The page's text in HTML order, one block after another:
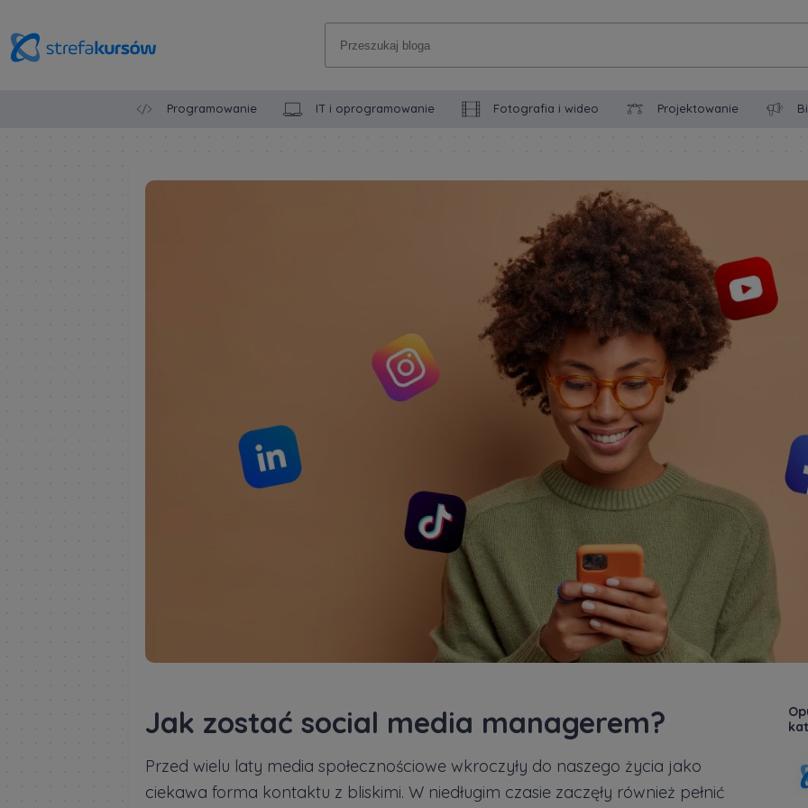
Programowanie IT i oprogramowanie Fotografia i wideo Projektowanie
Jak zostać social media managerem?
Przed wielu laty media społecznościowe wkroczyły do naszego życia jako
ciekawa forma kontaktu z bliskimi. W niedługim czasie zaczęły również pełnić